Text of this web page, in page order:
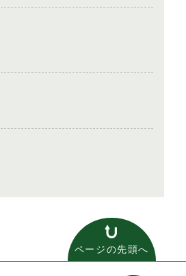
ページの先頭へ